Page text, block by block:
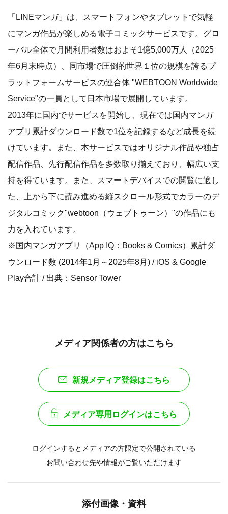
「LINEマンガ」は、スマートフォンやタブレットで気軽
にマンガ作品が楽しめる電子コミックサービスです。グロ
ーバル全体で月間利用者数はおよそ1億5,000万人（2025
年6月末時点）、同市場で圧倒的世界１位の規模を誇るプ
ラットフォームサービスの連合体 "WEBTOON Worldwide
Service"の一員として日本市場で展開しています。
2013年に国内でサービスを開始し、現在では国内マンガ
アプリ累計ダウンロード数で1位を記録するなど成長を続
けています。また、本サービスではオリジナル作品や独占
配信作品、先行配信作品を多数取り揃えており、幅広い支
持を得ています。また、スマートデバイスでの閲覧に適し
た、上から下に読み進める縦スクロール形式でカラーのデ
ジタルコミック"webtoon（ウェブトゥーン）"の作品にも
力を入れています。
※国内マンガアプリ（App IQ：Books & Comics）累計ダ
ウンロード数 (2014年1月～2025年8月) / iOS & Google
Play合計 / 出典：Sensor Tower
メディア関係者の方はこちら
新規メディア登録はこちら
メディア専用ログインはこちら
ログインするとメディアの方限定で公開されている
お問い合わせ先や情報がご覧いただけます
添付画像・資料